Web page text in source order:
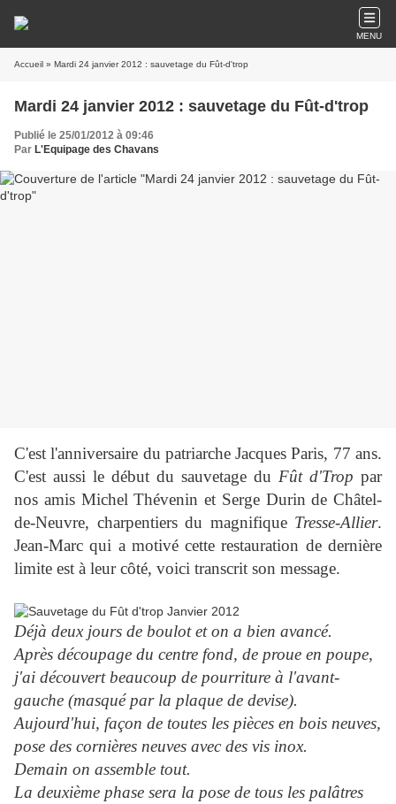
MENU
Accueil » Mardi 24 janvier 2012 : sauvetage du Fût-d'trop
Mardi 24 janvier 2012 : sauvetage du Fût-d'trop
Publié le 25/01/2012 à 09:46
Par L'Equipage des Chavans
C'est l'anniversaire du patriarche Jacques Paris, 77 ans.
C'est aussi le début du sauvetage du Fût d'Trop par
nos amis Michel Thévenin et Serge Durin de Châtel-
de-Neuvre, charpentiers du magnifique Tresse-Allier.
Jean-Marc qui a motivé cette restauration de dernière
limite est à leur côté, voici transcrit son message.
Déjà deux jours de boulot et on a bien avancé.
Après découpage du centre fond, de proue en poupe,
j'ai découvert beaucoup de pourriture à l'avant-
gauche (masqué par la plaque de devise).
Aujourd'hui, façon de toutes les pièces en bois neuves,
pose des cornières neuves avec des vis inox.
Demain on assemble tout.
La deuxième phase sera la pose de tous les palâtres